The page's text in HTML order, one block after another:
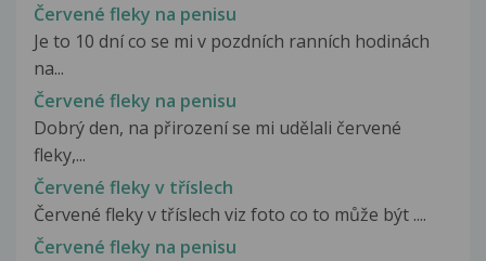
Červené fleky na penisu
Je to 10 dní co se mi v pozdních ranních hodinách
na...
Červené fleky na penisu
Dobrý den, na přirození se mi udělali červené
fleky,...
Červené fleky v tříslech
Červené fleky v tříslech viz foto co to může být ....
Červené fleky na penisu